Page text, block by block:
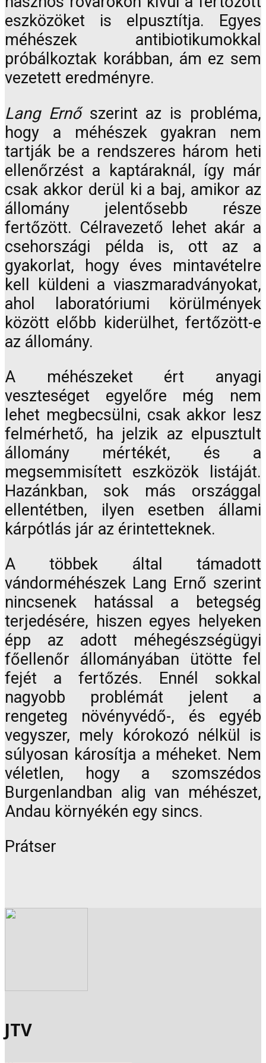
eszközöket is elpusztítja. Egyes
méhészek antibiotikumokkal
próbálkoztak korábban, ám ez sem
vezetett eredményre.
Lang Ernőszerint az is probléma,
hogy a méhészek gyakran nem
tartják be a rendszeres három heti
ellenőrzést a kaptáraknál, így már
csak akkor derül ki a baj, amikor az
állomány jelentősebb része
fertőzött. Célravezető lehet akár a
csehországi példa is, ott az a
gyakorlat, hogy éves mintavételre
kell küldeni a viaszmaradványokat,
ahol laboratóriumi körülmények
között előbb kiderülhet, fertőzött-e
az állomány.
A méhészeket ért anyagi
veszteséget egyelőre még nem
lehet megbecsülni, csak akkor lesz
felmérhető, ha jelzik az elpusztult
állomány mértékét, és a
megsemmisített eszközök listáját.
Hazánkban, sok más országgal
ellentétben, ilyen esetben állami
kárpótlás jár az érintetteknek.
A többek által támadott
vándorméhészek Lang Ernő szerint
nincsenek hatással a betegség
terjedésére, hiszen egyes helyeken
épp az adott méhegészségügyi
főellenőr állományában ütötte fel
fejét a fertőzés. Ennél sokkal
nagyobb problémát jelent a
rengeteg növényvédő-, és egyéb
vegyszer, mely kórokozó nélkül is
súlyosan károsítja a méheket. Nem
véletlen, hogy a szomszédos
Burgenlandban alig van méhészet,
Andau környékén egy sincs.
Prátser
JTV